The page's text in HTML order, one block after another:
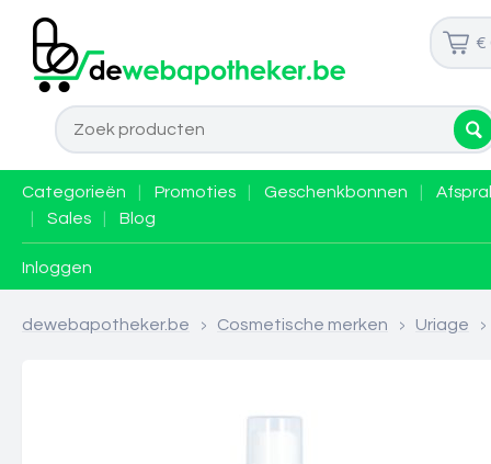
€
Categorieën Promoties Geschenkbonnen
Sales Blog
Inloggen
dewebapotheker.be > Cosmetische merken > Uriage >